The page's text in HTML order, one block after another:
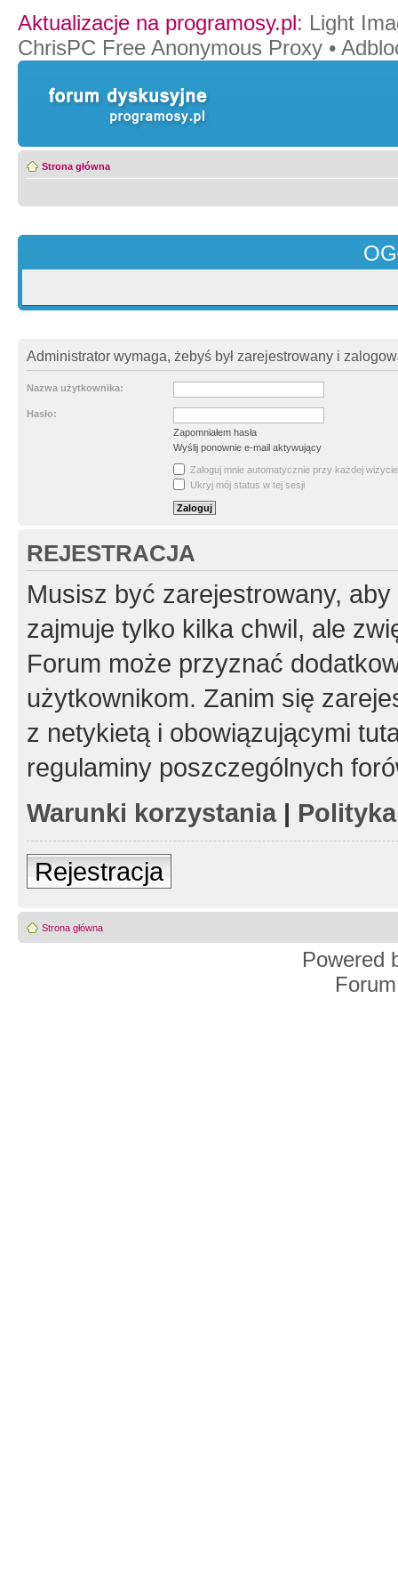
Aktualizacje na programosy.pl: Light
ChrisPC Free Anonymous Proxy •
Strona główna
Administrator wymaga, żebyś był zarejestrowany i
Nazwa użytkownika:
Hasło:
Zapomniałem hasła
Wyślij ponownie e-mail aktywujący
Zaloguj mnie automatycznie przy każdej wizycie
Ukryj mój status w tej sesji
REJESTRACJA
Musisz być zarejestrowany,
zajmuje tylko kilka chwil, ale
Forum może przyznać
użytkownikom. Zanim się
z netykietą i obowiązującymi
regulaminy poszczególnych
Warunki korzystania|
Rejestracja
Strona główna
Powered